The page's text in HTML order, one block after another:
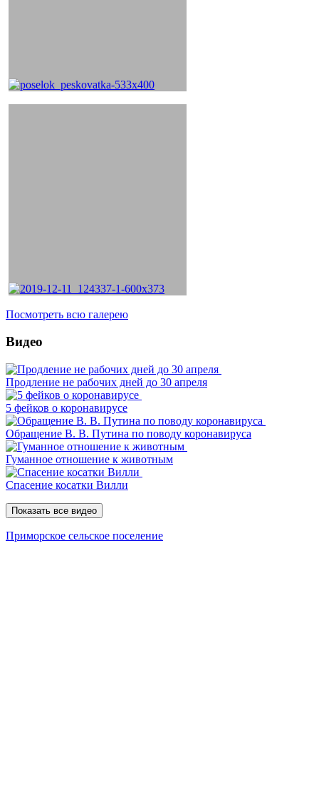
Посмотреть всю галерею
Видео
Продление не рабочих дней до 30 апреля
5 фейков о коронавирусе
Обращение В. В. Путина по поводу коронавируса
Гуманное отношение к животным
Спасение косатки Вилли
Показать все видео
Приморское сельское поселение